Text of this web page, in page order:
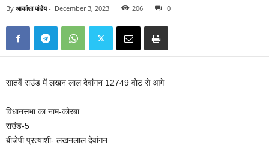
By आकांक्षा पांडेय- December 3, 2023 206 0
सातवें राउंड में लखन लाल देवांगन 12749 वोट से आगे
विधानसभा का नाम-कोरबा
राउंड-5
बीजेपी प्रत्याशी- लखनलाल देवांगन